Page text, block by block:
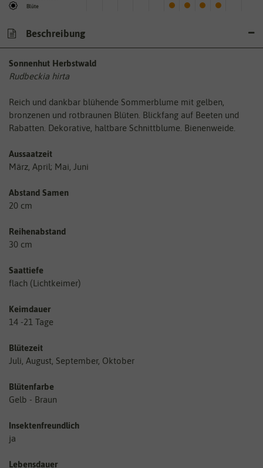
Blüte
Beschreibung
Sonnenhut Herbstwald
Rudbeckia hirta
Reich und dankbar blühende Sommerblume mit gelben,
bronzenen und rotbraunen Blüten. Blickfang auf Beeten und
Rabatten. Dekorative, haltbare Schnittblume. Bienenweide.
Aussaatzeit
März, April; Mai, Juni
Abstand Samen
20 cm
Reihenabstand
30 cm
Saattiefe
flach (Lichtkeimer)
Keimdauer
14 -21 Tage
Blütezeit
Juli, August, September, Oktober
Blütenfarbe
Gelb - Braun
Insektenfreundlich
ja
Lebensdauer